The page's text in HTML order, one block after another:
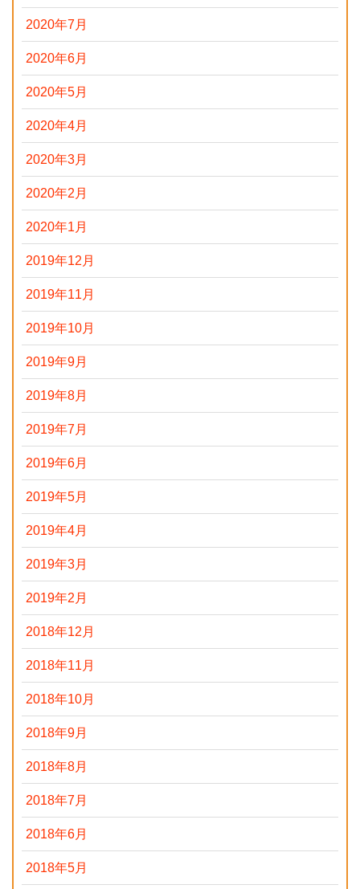
2020年7月
2020年6月
2020年5月
2020年4月
2020年3月
2020年2月
2020年1月
2019年12月
2019年11月
2019年10月
2019年9月
2019年8月
2019年7月
2019年6月
2019年5月
2019年4月
2019年3月
2019年2月
2018年12月
2018年11月
2018年10月
2018年9月
2018年8月
2018年7月
2018年6月
2018年5月